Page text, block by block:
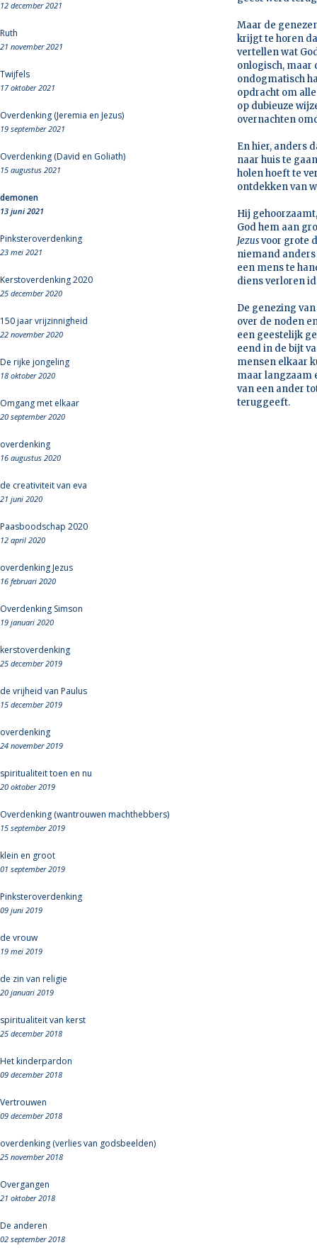
12 december 2021
Ruth
21 november 2021
Twijfels
17 oktober 2021
Overdenking (Jeremia en Jezus)
19 september 2021
Overdenking (David en Goliath)
15 augustus 2021
demonen
13 juni 2021
Pinksteroverdenking
23 mei 2021
Kerstoverdenking 2020
25 december 2020
150 jaar vrijzinnigheid
22 november 2020
De rijke jongeling
18 oktober 2020
Omgang met elkaar
20 september 2020
overdenking
16 augustus 2020
de creativiteit van eva
21 juni 2020
Paasboodschap 2020
12 april 2020
overdenking Jezus
16 februari 2020
Overdenking Simson
19 januari 2020
kerstoverdenking
25 december 2019
de vrijheid van Paulus
15 december 2019
overdenking
24 november 2019
spiritualiteit toen en nu
20 oktober 2019
Overdenking (wantrouwen machthebbers)
15 september 2019
klein en groot
01 september 2019
Pinksteroverdenking
09 juni 2019
de vrouw
19 mei 2019
de zin van religie
20 januari 2019
spiritualiteit van kerst
25 december 2018
Het kinderpardon
09 december 2018
Vertrouwen
09 december 2018
overdenking (verlies van godsbeelden)
25 november 2018
Overgangen
21 oktober 2018
De anderen
02 september 2018
Maar de
krijgt te horen
vertellen wat
onlogisch, maar
ondogmatisch
opdracht om
op dubieuze
overnachten
En hier, anders
naar huis te
holen hoeft te
ontdekken van
Hij
God hem aan
Jezusvoor grote
niemand anders
een mens te
diens verloren
De genezing
over de noden
een geestelijk
eend in de bijt
mensen elkaar
maar langzaam
van een ander
teruggeeft.